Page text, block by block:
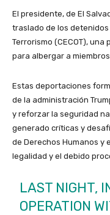
El presidente, de El
traslado de los
Terrorismo (CECOT),
para albergar a
Estas deportaciones
de la administración
y reforzar la seguridad
generado críticas y
de Derechos Humanos y
legalidad y el debido
LAST NIGHT,
OPERATION